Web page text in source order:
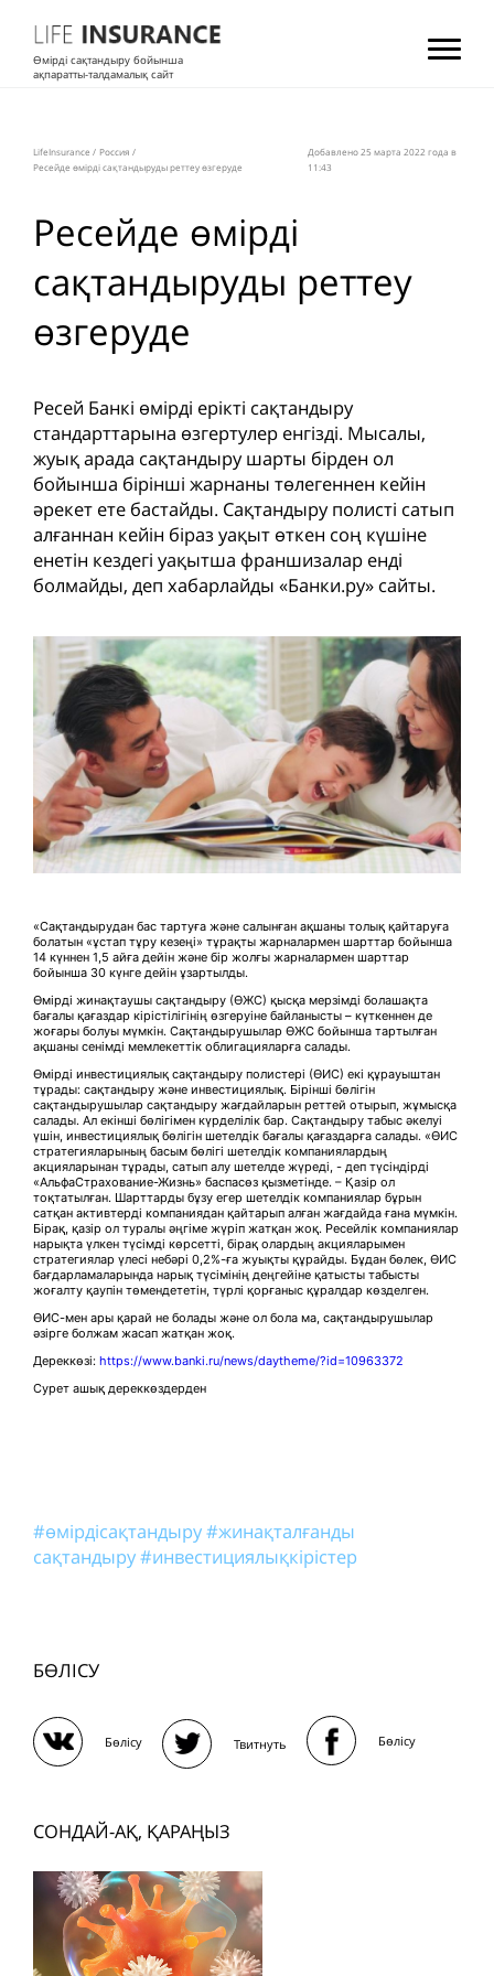
Өмірді сақтандыру бойынша
ақпаратты-талдамалық сайт
LifeInsurance / Россия /
Ресейде өмірді сақтандыруды реттеу өзгеруде
Добавлено 25 мартa 2022 года в
11:43
Ресейде өмірді
сақтандыруды реттеу
өзгеруде
Ресей Банкі өмірді ерікті сақтандыру
стандарттарына өзгертулер енгізді. Мысалы,
жуық арада сақтандыру шарты бірден ол
бойынша бірінші жарнаны төлегеннен кейін
әрекет ете бастайды. Сақтандыру полисті сатып
алғаннан кейін біраз уақыт өткен соң күшіне
енетін кездегі уақытша франшизалар енді
болмайды, деп хабарлайды «Банки.ру» сайты.
«Сақтандырудан бас тартуға және салынған ақшаны толық қайтаруға
болатын «ұстап тұру кезеңі» тұрақты жарналармен шарттар бойынша
14 күннен 1,5 айға дейін және бір жолғы жарналармен шарттар
бойынша 30 күнге дейін ұзартылды.
Өмірді жинақтаушы сақтандыру (ӨЖС) қысқа мерзімді болашақта
бағалы қағаздар кірістілігінің өзгеруіне байланысты – күткеннен де
жоғары болуы мүмкін. Сақтандырушылар ӨЖС бойынша тартылған
ақшаны сенімді мемлекеттік облигацияларға салады.
Өмірді инвестициялық сақтандыру полистері (ӨИС) екі құрауыштан
тұрады: сақтандыру және инвестициялық. Бірінші бөлігін
сақтандырушылар сақтандыру жағдайларын реттей отырып, жұмысқа
салады. Ал екінші бөлігімен күрделілік бар. Сақтандыру табыс әкелуі
үшін, инвестициялық бөлігін шетелдік бағалы қағаздарға салады. «ӨИС
стратегияларының басым бөлігі шетелдік компаниялардың
акцияларынан тұрады, сатып алу шетелде жүреді, - деп түсіндірді
«АльфаСтрахование-Жизнь» баспасөз қызметінде. – Қазір ол
тоқтатылған. Шарттарды бұзу егер шетелдік компаниялар бұрын
сатқан активтерді компаниядан қайтарып алған жағдайда ғана мүмкін.
Бірақ, қазір ол туралы әңгіме жүріп жатқан жоқ. Ресейлік компаниялар
нарықта үлкен түсімді көрсетті, бірақ олардың акцияларымен
стратегиялар үлесі небәрі 0,2%-ға жуықты құрайды. Бұдан бөлек, ӨИС
бағдарламаларында нарық түсімінің деңгейіне қатысты табысты
жоғалту қаупін төмендететін, түрлі қорғаныс құралдар көзделген.
ӨИС-мен ары қарай не болады және ол бола ма, сақтандырушылар
әзірге болжам жасап жатқан жоқ.
Дереккөзі: https://www.banki.ru/news/daytheme/?id=10963372
Сурет ашық дереккөздерден
#өмірдісақтандыру#жинақталғанды
сақтандыру#инвестициялықкірістер
БӨЛІСУ
Бөлісу Твитнуть Бөлісу
СОНДАЙ-АҚ, ҚАРАҢЫЗ